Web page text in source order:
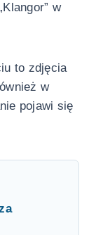
w
to zdjęcia
w
pojawi się